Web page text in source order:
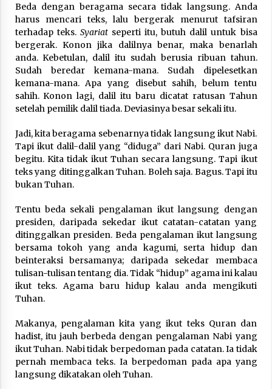
Eksistensi Iran dalam Tiga Ayat: Memahami
Aliansi Yahudi dan Kristen dalam Dinamika
Nubuwwat
5 months ago
Beda dengan beragama secara tidak langsung. Anda
harus mencari teks, lalu bergerak menurut tafsiran
terhadap teks. Syariatseperti itu, butuh dalil untuk bisa
bergerak. Konon jika dalilnya benar, maka benarlah
anda. Kebetulan, dalil itu sudah berusia ribuan tahun.
Sudah beredar kemana-mana. Sudah dipelesetkan
kemana-mana. Apa yang disebut sahih, belum tentu
sahih. Konon lagi, dalil itu baru dicatat ratusan Tahun
setelah pemilik dalil tiada. Deviasinya besar sekali itu.
Jadi, kita beragama sebenarnya tidak langsung ikut Nabi.
Tapi ikut dalil-dalil yang “diduga” dari Nabi. Quran juga
begitu. Kita tidak ikut Tuhan secara langsung. Tapi ikut
teks yang ditinggalkan Tuhan. Boleh saja. Bagus. Tapi itu
bukan Tuhan.
Tentu beda sekali pengalaman ikut langsung dengan
presiden, daripada sekedar ikut catatan-catatan yang
ditinggalkan presiden. Beda pengalaman ikut langsung
bersama tokoh yang anda kagumi, serta hidup dan
beinteraksi bersamanya; daripada sekedar membaca
tulisan-tulisan tentang dia. Tidak “hidup” agama ini kalau
ikut teks. Agama baru hidup kalau anda mengikuti
Tuhan.
Makanya, pengalaman kita yang ikut teks Quran dan
hadist, itu jauh berbeda dengan pengalaman Nabi yang
ikut Tuhan. Nabi tidak berpedoman pada catatan. Ia tidak
pernah membaca teks. Ia berpedoman pada apa yang
langsung dikatakan oleh Tuhan.